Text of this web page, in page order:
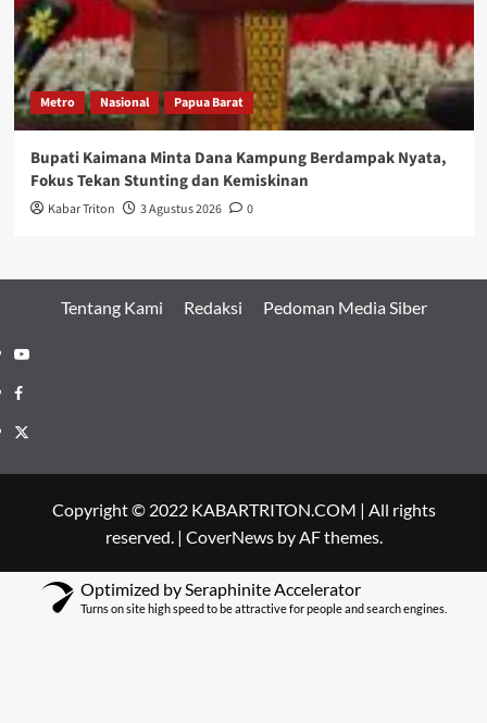
Metro Nasional Papua Barat
Bupati Kaimana Minta Dana Kampung Berdampak Nyata,
Fokus Tekan Stunting dan Kemiskinan
Kabar Triton 3 Agustus 2026 0
Tentang Kami Redaksi Pedoman Media Siber
Youtube
Facebook
Twitter
Copyright © 2022 KABARTRITON.COM | All rights
reserved. | CoverNewsby AF themes.
Optimized by Seraphinite Accelerator
Turns on site high speed to be attractive for people and search engines.